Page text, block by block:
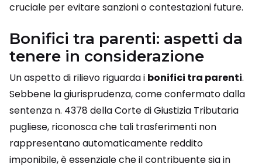
cruciale per evitare sanzioni o contestazioni future.
Bonifici tra parenti: aspetti da
tenere in considerazione
Un aspetto di rilievo riguarda i bonifici tra parenti.
Sebbene la giurisprudenza, come confermato dalla
sentenza n. 4378 della Corte di Giustizia Tributaria
pugliese, riconosca che tali trasferimenti non
rappresentano automaticamente reddito
imponibile, è essenziale che il contribuente sia in